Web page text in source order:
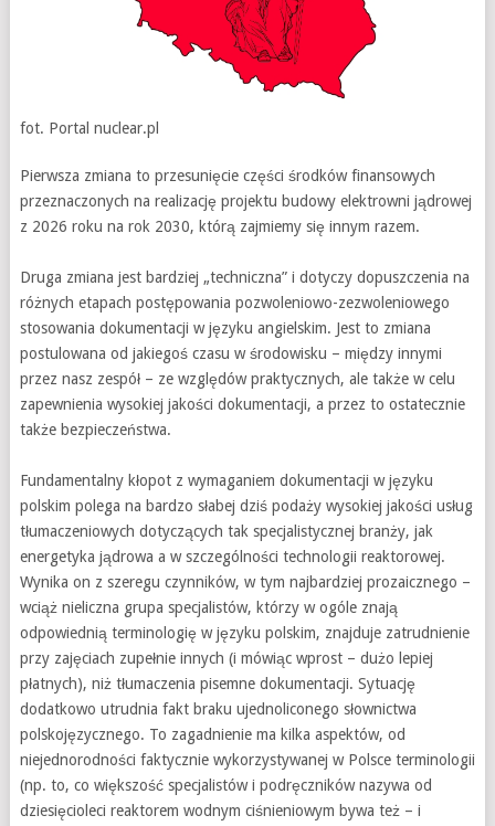
fot. Portal nuclear.pl
Pierwsza zmiana to przesunięcie części środków finansowych
przeznaczonych na realizację projektu budowy elektrowni jądrowej
z 2026 roku na rok 2030, którą zajmiemy się innym razem.
Druga zmiana jest bardziej „techniczna” i dotyczy dopuszczenia na
różnych etapach postępowania pozwoleniowo-zezwoleniowego
stosowania dokumentacji w języku angielskim. Jest to zmiana
postulowana od jakiegoś czasu w środowisku – między innymi
przez nasz zespół – ze względów praktycznych, ale także w celu
zapewnienia wysokiej jakości dokumentacji, a przez to ostatecznie
także bezpieczeństwa.
Fundamentalny kłopot z wymaganiem dokumentacji w języku
polskim polega na bardzo słabej dziś podaży wysokiej jakości usług
tłumaczeniowych dotyczących tak specjalistycznej branży, jak
energetyka jądrowa a w szczególności technologii reaktorowej.
Wynika on z szeregu czynników, w tym najbardziej prozaicznego –
wciąż nieliczna grupa specjalistów, którzy w ogóle znają
odpowiednią terminologię w języku polskim, znajduje zatrudnienie
przy zajęciach zupełnie innych (i mówiąc wprost – dużo lepiej
płatnych), niż tłumaczenia pisemne dokumentacji. Sytuację
dodatkowo utrudnia fakt braku ujednoliconego słownictwa
polskojęzycznego. To zagadnienie ma kilka aspektów, od
niejednorodności faktycznie wykorzystywanej w Polsce terminologii
(np. to, co większość specjalistów i podręczników nazywa od
dziesięcioleci reaktorem wodnym ciśnieniowym bywa też – i